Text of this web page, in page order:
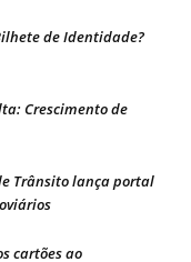
de Identidade?
Crescimento de
Trânsito lança portal
cartões ao